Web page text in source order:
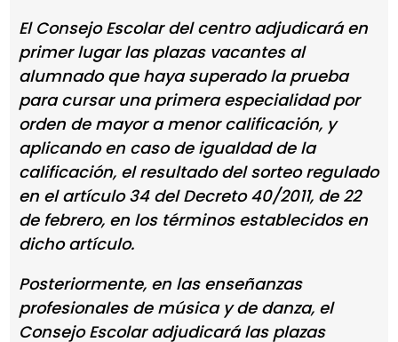
El Consejo Escolar del centro adjudicará en
primer lugar las plazas vacantes al
alumnado que haya superado la prueba
para cursar una primera especialidad por
orden de mayor a menor calificación, y
aplicando en caso de igualdad de la
calificación, el resultado del sorteo regulado
en el artículo 34 del Decreto 40/2011, de 22
de febrero, en los términos establecidos en
dicho artículo.
Posteriormente, en las enseñanzas
profesionales de música y de danza, el
Consejo Escolar adjudicará las plazas